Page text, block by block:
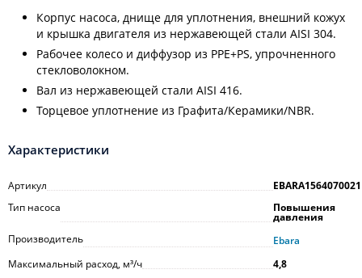
Корпус насоса, днище для уплотнения, внешний кожух
и крышка двигателя из нержавеющей стали AISI 304.
Рабочее колесо и диффузор из PPE+PS, упрочненного
стекловолокном.
Вал из нержавеющей стали AISI 416.
Торцевое уплотнение из Графита/Керамики/NBR.
Характеристики
Артикул
EBARA1564070021
Тип насоса
Повышения
давления
Производитель
Ebara
Максимальный расход, м³/ч
4,8